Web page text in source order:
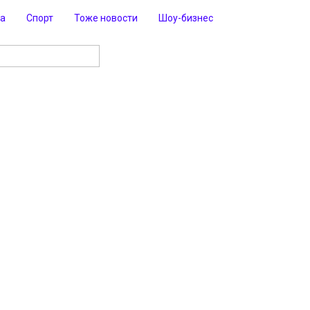
Спорт Тоже новости Шоу-бизнес